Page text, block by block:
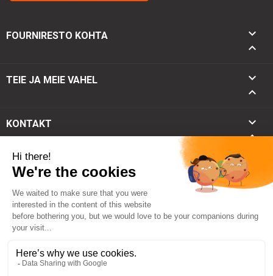
57,21 €KM-ta
FOURNIRESTO KOHTA


TEIE JA MEIE VAHEL


KONTAKT
keyboard_arrow_down
keyboard_arrow_up
© 2026 - Fourniresto